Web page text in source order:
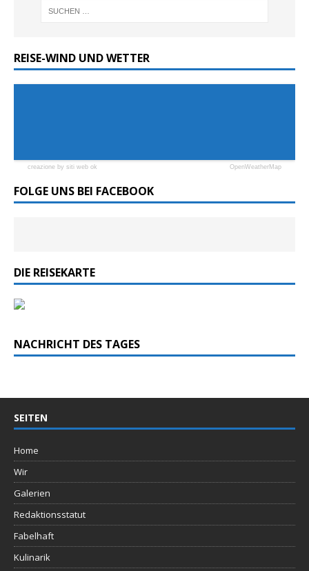
REISE-WIND UND WETTER
creazione by siti web ok OpenWeatherMap
FOLGE UNS BEI FACEBOOK
DIE REISEKARTE
NACHRICHT DES TAGES
SEITEN
Home
Wir
Galerien
Redaktionsstatut
Fabelhaft
Kulinarik